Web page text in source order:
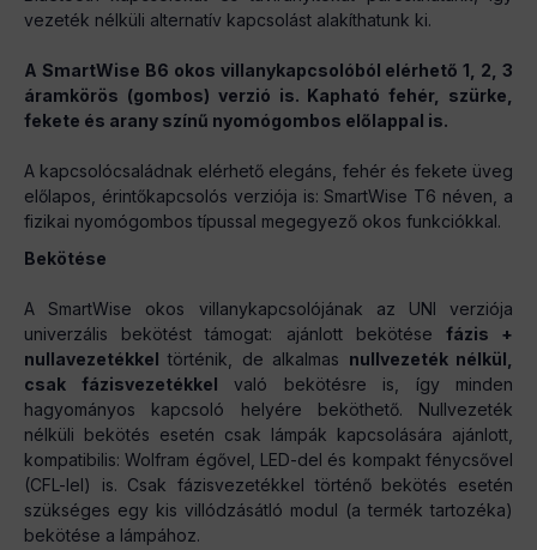
vezeték nélküli alternatív kapcsolást alakíthatunk ki.
A SmartWise B6 okos villanykapcsolóból elérhető 1, 2, 3
áramkörös (gombos) verzió is. Kapható fehér, szürke,
fekete és arany színű nyomógombos előlappal is.
A kapcsolócsaládnak elérhető elegáns, fehér és fekete üveg
előlapos, érintőkapcsolós verziója is: SmartWise T6 néven, a
fizikai nyomógombos típussal megegyező okos funkciókkal.
Bekötése
A SmartWise okos villanykapcsolójának az UNI verziója
univerzális bekötést támogat: ajánlott bekötése fázis +
nullavezetékkel történik, de alkalmas nullvezeték nélkül,
csak fázisvezetékkel való bekötésre is, így minden
hagyományos kapcsoló helyére beköthető. Nullvezeték
nélküli bekötés esetén csak lámpák kapcsolására ajánlott,
kompatibilis: Wolfram égővel, LED-del és kompakt fénycsővel
(CFL-lel) is. Csak fázisvezetékkel történő bekötés esetén
szükséges egy kis villódzásátló modul (a termék tartozéka)
bekötése a lámpához.